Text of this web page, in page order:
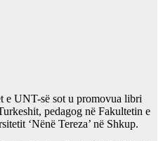
e UNT-së sot u promovua libri
pedagog në Fakultetin e
‘Nënë Tereza’ në Shkup.